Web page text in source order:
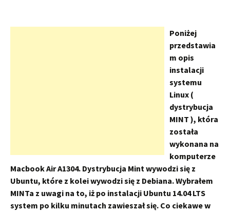
Poniżej
przedstawia
m opis
instalacji
systemu
Linux (
dystrybucja
MINT ), która
została
wykonana na
komputerze
Macbook Air A1304. Dystrybucja Mint wywodzi się z
Ubuntu, które z kolei wywodzi się z Debiana. Wybrałem
MINTa z uwagi na to, iż po instalacji Ubuntu 14.04 LTS
system po kilku minutach zawieszał się. Co ciekawe w